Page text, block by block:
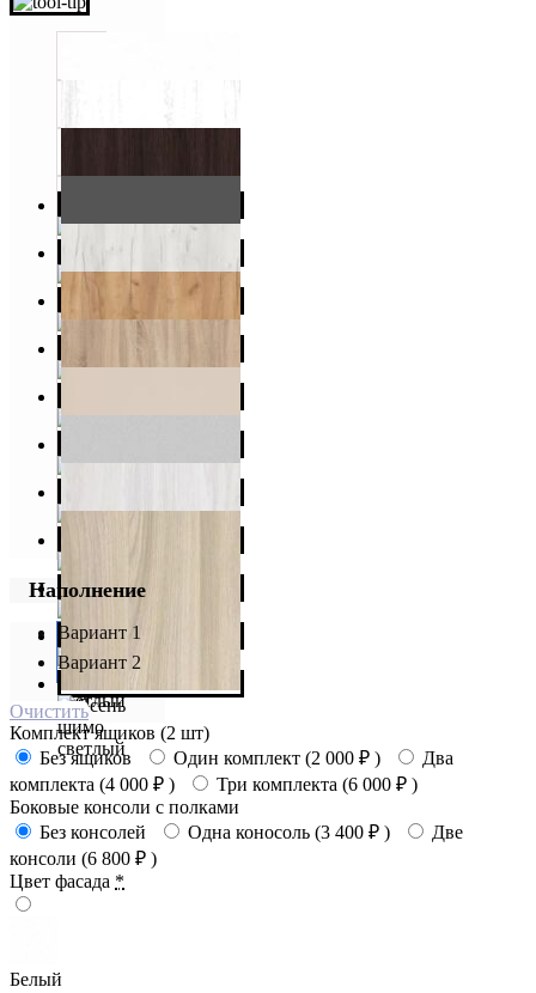
Наполнение
Вариант 1
Вариант 2
Очистить
Комплект ящиков (2 шт)
Без ящиков
Один комплект (2 000 ₽ )
Два
комплекта (4 000 ₽ ) Три комплекта (6 000 ₽ )
Боковые консоли с полками
Без консолей
Одна коносоль (3 400 ₽ )
Две
консоли (6 800 ₽ )
Цвет фасада *
Белый